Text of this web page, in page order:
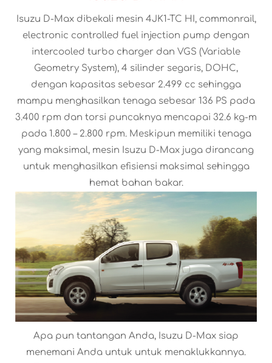
Isuzu D-Max dibekali mesin 4JK1-TC HI, commonrail,
electronic controlled fuel injection pump dengan
intercooled turbo charger dan VGS (Variable
Geometry System), 4 silinder segaris, DOHC,
dengan kapasitas sebesar 2.499 cc sehingga
mampu menghasilkan tenaga sebesar 136 PS pada
3.400 rpm dan torsi puncaknya mencapai 32.6 kg-m
pada 1.800 – 2.800 rpm. Meskipun memiliki tenaga
yang maksimal, mesin Isuzu D-Max juga dirancang
untuk menghasilkan efisiensi maksimal sehingga
hemat bahan bakar.
Apa pun tantangan Anda, Isuzu D-Max siap
menemani Anda untuk untuk menaklukkannya.